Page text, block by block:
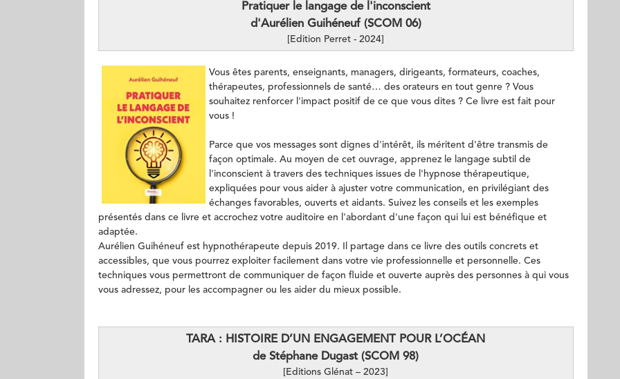
Pratiquer le langage de l'inconscient
d'Aurélien Guihéneuf (SCOM 06)
[Edition Perret - 2024]
Vous êtes parents, enseignants, managers, dirigeants, formateurs, coaches,
thérapeutes, professionnels de santé… des orateurs en tout genre ? Vous
souhaitez renforcer l'impact positif de ce que vous dites ? Ce livre est fait pour
vous !
Parce que vos messages sont dignes d'intérêt, ils méritent d'être transmis de
façon optimale. Au moyen de cet ouvrage, apprenez le langage subtil de
l'inconscient à travers des techniques issues de l'hypnose thérapeutique,
expliquées pour vous aider à ajuster votre communication, en privilégiant des
échanges favorables, ouverts et aidants. Suivez les conseils et les exemples
présentés dans ce livre et accrochez votre auditoire en l'abordant d'une façon qui lui est bénéfique et
adaptée.
Aurélien Guihéneuf est hypnothérapeute depuis 2019. Il partage dans ce livre des outils concrets et
accessibles, que vous pourrez exploiter facilement dans votre vie professionnelle et personnelle. Ces
techniques vous permettront de communiquer de façon fluide et ouverte auprès des personnes à qui vous
vous adressez, pour les accompagner ou les aider du mieux possible.
TARA : HISTOIRE D’UN ENGAGEMENT POUR L’OCÉAN
de Stéphane Dugast (SCOM 98)
[Editions Glénat – 2023]